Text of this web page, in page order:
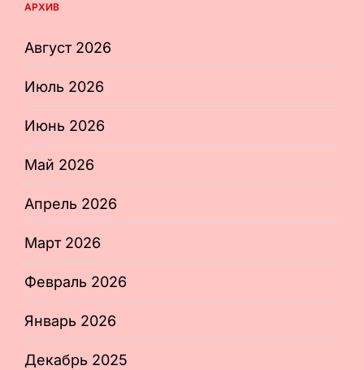
АРХИВ
Август 2026
Июль 2026
Июнь 2026
Май 2026
Апрель 2026
Март 2026
Февраль 2026
Январь 2026
Декабрь 2025